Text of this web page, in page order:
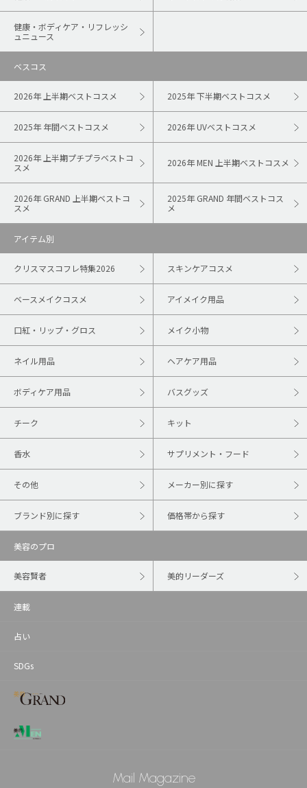
健康・ボディケア・リフレッシ
ュニュース
ベスコス
2026年 上半期ベストコスメ 2025年 下半期ベストコスメ
2025年 年間ベストコスメ 2026年 UVベストコスメ
2026年 上半期プチプラベストコ
スメ
2026年 MEN 上半期ベストコスメ
2026年 GRAND 上半期ベストコ
スメ
2025年 GRAND 年間ベストコス
メ
アイテム別
クリスマスコフレ特集2026 スキンケアコスメ
ベースメイクコスメ アイメイク用品
口紅・リップ・グロス メイク小物
ネイル用品 ヘアケア用品
ボディケア用品 バスグッズ
チーク キット
香水 サプリメント・フード
その他 メーカー別に探す
ブランド別に探す 価格帯から探す
美容のプロ
美容賢者 美的リーダーズ
連載
占い
SDGs
Mail Magazine